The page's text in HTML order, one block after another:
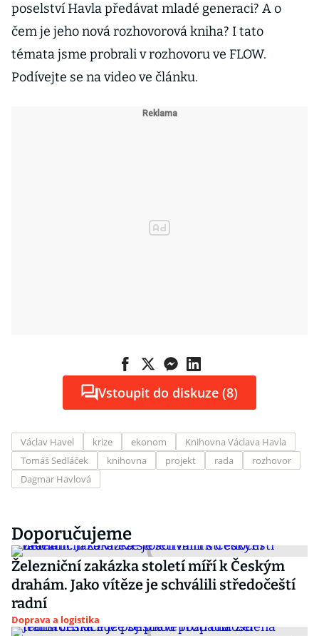
poselství Havla předávat mladé generaci? A o
čem je jeho nová rozhovorová kniha? I tato
témata jsme probrali v rozhovoru ve FLOW.
Podívejte se na video ve článku.
Vstoupit do diskuze (8)
Václav Havel krize ekonom
Knihovna Václava Havla
Tomáš Sedláček
knihovna projekt rada
rozhovor
Dagmar Havlová
Doporučujeme
Železniční zakázka století míří k Českým
drahám. Jako vítěze je schválili středočeští
radní
Doprava a logistika